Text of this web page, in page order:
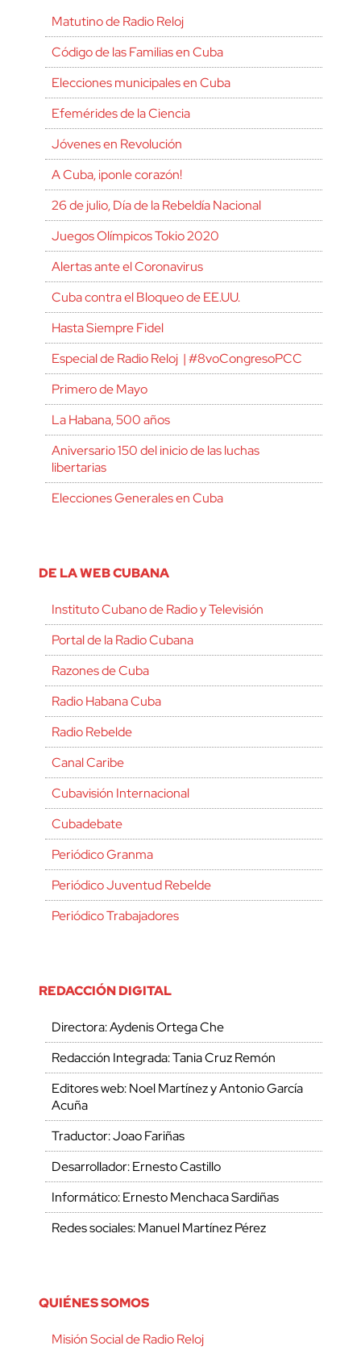
Matutino de Radio Reloj
Código de las Familias en Cuba
Elecciones municipales en Cuba
Efemérides de la Ciencia
Jóvenes en Revolución
A Cuba, ¡ponle corazón!
26 de julio, Día de la Rebeldía Nacional
Juegos Olímpicos Tokio 2020
Alertas ante el Coronavirus
Cuba contra el Bloqueo de EE.UU.
Hasta Siempre Fidel
Especial de Radio Reloj | #8voCongresoPCC
Primero de Mayo
La Habana, 500 años
Aniversario 150 del inicio de las luchas
libertarias
Elecciones Generales en Cuba
DE LA WEB CUBANA
Instituto Cubano de Radio y Televisión
Portal de la Radio Cubana
Razones de Cuba
Radio Habana Cuba
Radio Rebelde
Canal Caribe
Cubavisión Internacional
Cubadebate
Periódico Granma
Periódico Juventud Rebelde
Periódico Trabajadores
REDACCIÓN DIGITAL
Directora: Aydenis Ortega Che
Redacción Integrada: Tania Cruz Remón
Editores web: Noel Martínez y Antonio García
Acuña
Traductor: Joao Fariñas
Desarrollador: Ernesto Castillo
Informático: Ernesto Menchaca Sardiñas
Redes sociales: Manuel Martínez Pérez
QUIÉNES SOMOS
Misión Social de Radio Reloj